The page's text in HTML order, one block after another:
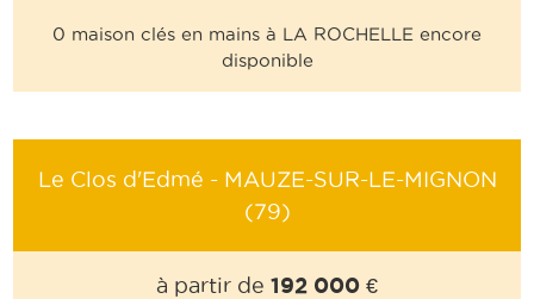
0 maison clés en mains à LA ROCHELLE encore
disponible
Le Clos d'Edmé - MAUZE-SUR-LE-MIGNON
(79)
à partir de 192 000 €